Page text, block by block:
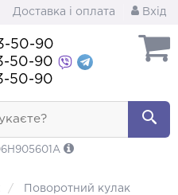
Доставка і оплата Вхід
50-90
50-90
50-90
Поворотний кулак